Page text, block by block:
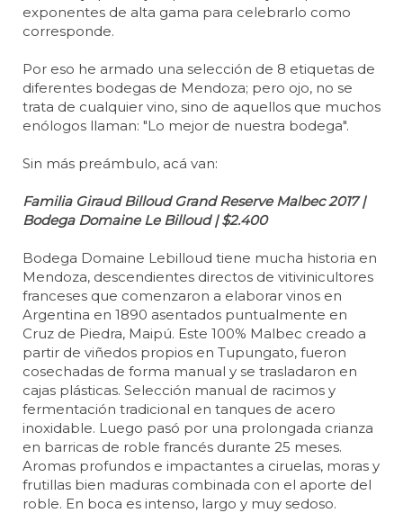
exponentes de alta gama para celebrarlo como
corresponde.
Por eso he armado una selección de 8 etiquetas de
diferentes bodegas de Mendoza; pero ojo, no se
trata de cualquier vino, sino de aquellos que muchos
enólogos llaman: "Lo mejor de nuestra bodega".
Sin más preámbulo, acá van:
Familia Giraud Billoud Grand Reserve Malbec 2017 |
Bodega Domaine Le Billoud | $2.400
Bodega Domaine Lebilloud tiene mucha historia en
Mendoza, descendientes directos de vitivinicultores
franceses que comenzaron a elaborar vinos en
Argentina en 1890 asentados puntualmente en
Cruz de Piedra, Maipú. Este 100% Malbec creado a
partir de viñedos propios en Tupungato, fueron
cosechadas de forma manual y se trasladaron en
cajas plásticas. Selección manual de racimos y
fermentación tradicional en tanques de acero
inoxidable. Luego pasó por una prolongada crianza
en barricas de roble francés durante 25 meses.
Aromas profundos e impactantes a ciruelas, moras y
frutillas bien maduras combinada con el aporte del
roble. En boca es intenso, largo y muy sedoso.